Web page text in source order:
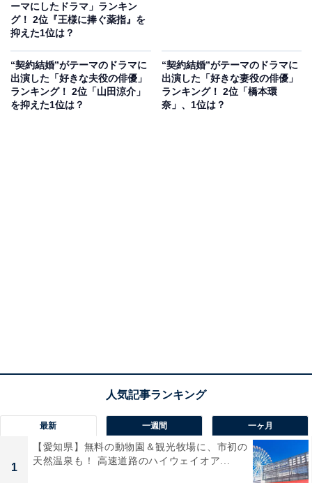
ーマにしたドラマ」ランキン
グ！ 2位『王様に捧ぐ薬指』を
抑えた1位は？
“契約結婚”がテーマのドラマに
出演した「好きな夫役の俳優」
ランキング！ 2位「山田涼介」
を抑えた1位は？
“契約結婚”がテーマのドラマに
出演した「好きな妻役の俳優」
ランキング！ 2位「橋本環
奈」、1位は？
最新 一週間 一ヶ月
1
【愛知県】無料の動物園＆観光牧場に、市初の
天然温泉も！ 高速道路のハイウェイオア...